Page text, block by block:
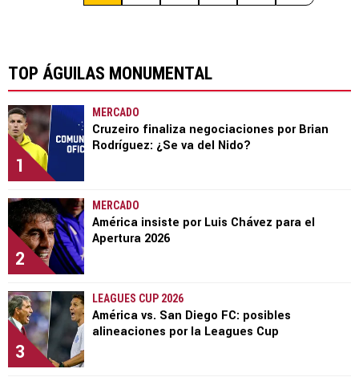
TOP ÁGUILAS MONUMENTAL
1
MERCADO
Cruzeiro finaliza negociaciones por Brian
Rodríguez: ¿Se va del Nido?
2
MERCADO
América insiste por Luis Chávez para el
Apertura 2026
3
LEAGUES CUP 2026
América vs. San Diego FC: posibles
alineaciones por la Leagues Cup